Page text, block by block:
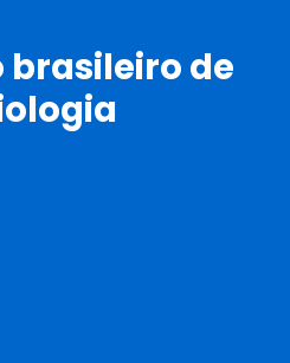
brasileiro de